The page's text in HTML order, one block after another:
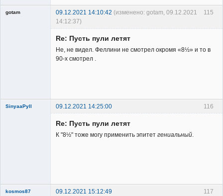
115
gotam 09.12.2021 14:10:42 (изменено: gotam, 09.12.2021
14:12:37)
Re: Пусть пули летят
Не, не видел. Феллини не смотрел окромя «8½» и то в
90-х смотрел .
116
SinyaaPyll 09.12.2021 14:25:00
Re: Пусть пули летят
К "8½" тоже могу применить эпитет гениальный.
117
kosmos87 09.12.2021 15:12:49